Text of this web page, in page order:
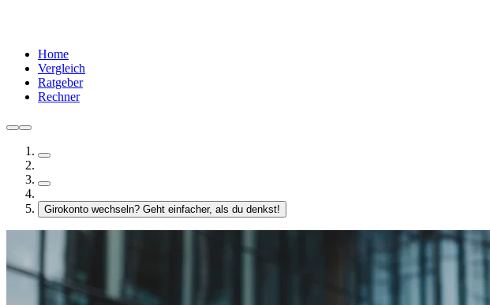
Home
Vergleich
Ratgeber
Rechner
Girokonto wechseln? Geht einfacher, als du denkst!